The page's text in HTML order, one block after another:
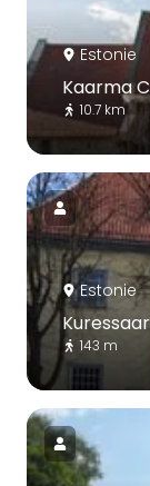
Estonie
Kaarma
10.7 km
Estonie
143 m